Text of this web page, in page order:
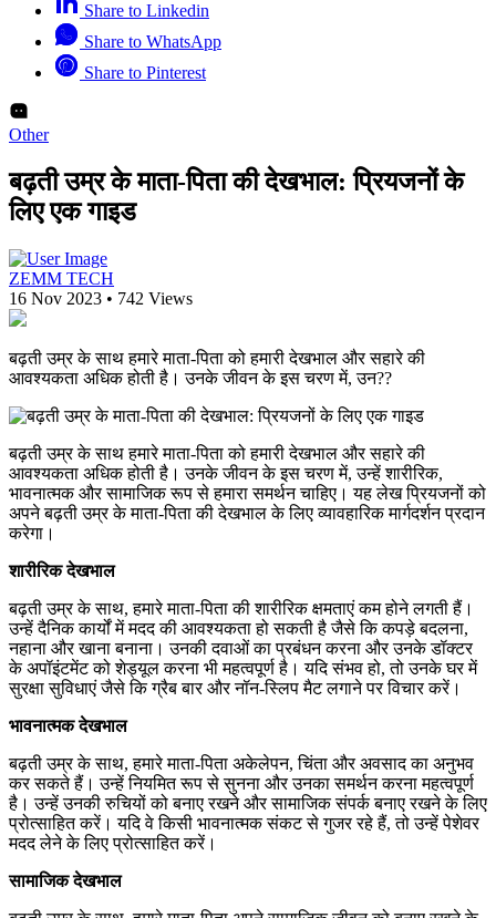
Share to Linkedin
Share to WhatsApp
Share to Pinterest
Other
बढ़ती उम्र के माता-पिता की देखभाल: प्रियजनों के
लिए एक गाइड
ZEMM TECH
16 Nov 2023 • 742 Views
बढ़ती उम्र के साथ हमारे माता-पिता को हमारी देखभाल और सहारे की
आवश्यकता अधिक होती है। उनके जीवन के इस चरण में, उन??
बढ़ती उम्र के साथ हमारे माता-पिता को हमारी देखभाल और सहारे की
आवश्यकता अधिक होती है। उनके जीवन के इस चरण में, उन्हें शारीरिक,
भावनात्मक और सामाजिक रूप से हमारा समर्थन चाहिए। यह लेख प्रियजनों को
अपने बढ़ती उम्र के माता-पिता की देखभाल के लिए व्यावहारिक मार्गदर्शन प्रदान
करेगा।
शारीरिक देखभाल
बढ़ती उम्र के साथ, हमारे माता-पिता की शारीरिक क्षमताएं कम होने लगती हैं।
उन्हें दैनिक कार्यों में मदद की आवश्यकता हो सकती है जैसे कि कपड़े बदलना,
नहाना और खाना बनाना। उनकी दवाओं का प्रबंधन करना और उनके डॉक्टर
के अपॉइंटमेंट को शेड्यूल करना भी महत्वपूर्ण है। यदि संभव हो, तो उनके घर में
सुरक्षा सुविधाएं जैसे कि ग्रैब बार और नॉन-स्लिप मैट लगाने पर विचार करें।
भावनात्मक देखभाल
बढ़ती उम्र के साथ, हमारे माता-पिता अकेलेपन, चिंता और अवसाद का अनुभव
कर सकते हैं। उन्हें नियमित रूप से सुनना और उनका समर्थन करना महत्वपूर्ण
है। उन्हें उनकी रुचियों को बनाए रखने और सामाजिक संपर्क बनाए रखने के लिए
प्रोत्साहित करें। यदि वे किसी भावनात्मक संकट से गुजर रहे हैं, तो उन्हें पेशेवर
मदद लेने के लिए प्रोत्साहित करें।
सामाजिक देखभाल